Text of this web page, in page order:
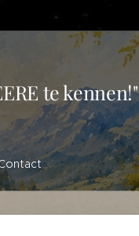
te kennen!"